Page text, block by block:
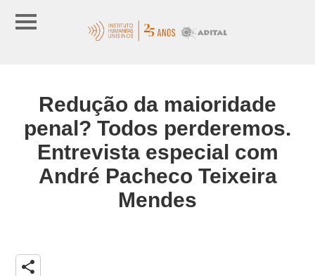
Redução da maioridade
penal? Todos perderemos.
Entrevista especial com
André Pacheco Teixeira
Mendes
share